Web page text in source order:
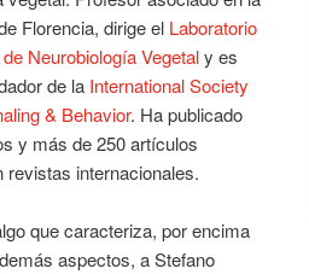
Florencia, dirige el Laboratorio
Neurobiología Vegetaly es
de la International Society
& Behavior. Ha publicado
y más de 250 artículos
revistas internacionales.
que caracteriza, por encima
aspectos, a Stefano